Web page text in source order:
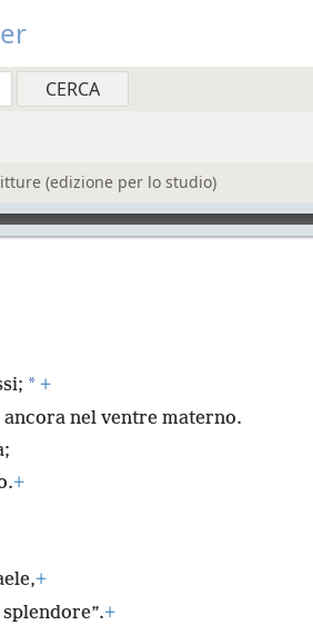
(edizione per lo studio)
* +
nel ventre materno.
+
+
+